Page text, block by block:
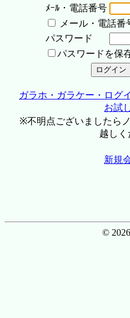
ﾒｰﾙ・電話番号
メール・電話番
パスワード
パスワードを保
ガラホ・ガラケー・ログ
お試
※不明点ございましたら
越しく
新規
©